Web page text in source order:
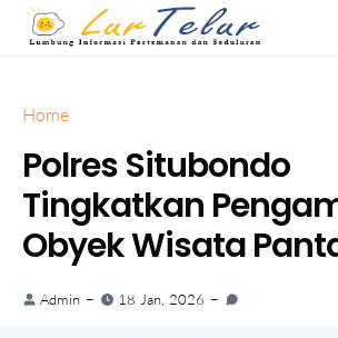
Home
Polres Situbondo
Tingkatkan
Obyek Wisata
Admin 18 Jan, 2026